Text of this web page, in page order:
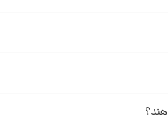
هزینه دقیق ویزیت دکتر را ببینید.